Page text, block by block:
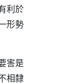
利於
形勢
害是
相隸